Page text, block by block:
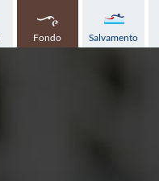
Fondo Salvamento